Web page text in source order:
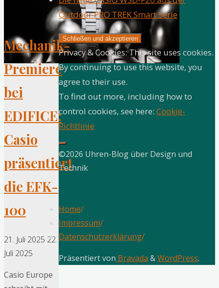
und
die
kleinste
G-
SHOCK
aller
Zeiten"
Mechanik-
Premiere
bei
EDIFICE:
Casio
präsentiert
die EFK-
100
21. Juli 2025 22.
Juli 2025
Casio Europe
Outdoor PRO TREK Smart Serie
Privacy & Cookies: This site uses cookies.
By continuing to use this website, you
agree to their use.
To find out more, including how to
control cookies, see here: Cookie-
Richtlinie
©2026 Uhren-Blog über Design und
Technik
Home/
Impressum/
Datenschutzerklärung/
Präsentiert von Bravada &WordPress.